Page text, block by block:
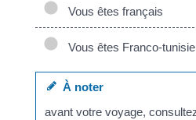
Vous êtes français
Vous êtes Franco-
À noter
avant votre voyage,